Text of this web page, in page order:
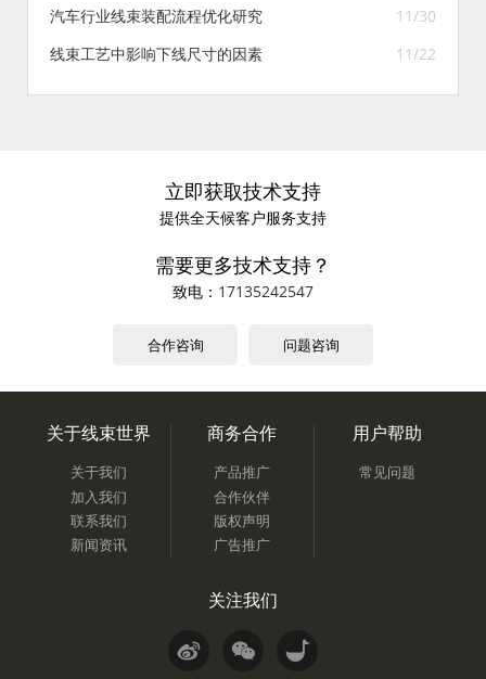
11/30
汽车行业线束装配流程优化研究
11/22
线束工艺中影响下线尺寸的因素
立即获取技术支持
提供全天候客户服务支持
需要更多技术支持？
致电： 17135242547
合作咨询 问题咨询
关于线束世界
关于我们
加入我们
联系我们
新闻资讯
商务合作
产品推广
合作伙伴
版权声明
广告推广
用户帮助
常见问题
关注我们